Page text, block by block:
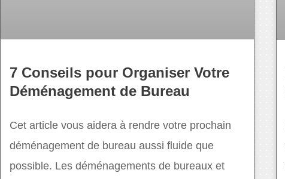
7 Conseils pour Organiser Votre
Déménagement de Bureau
Cet article vous aidera à rendre votre prochain
déménagement de bureau aussi fluide que
possible. Les déménagements de bureaux et